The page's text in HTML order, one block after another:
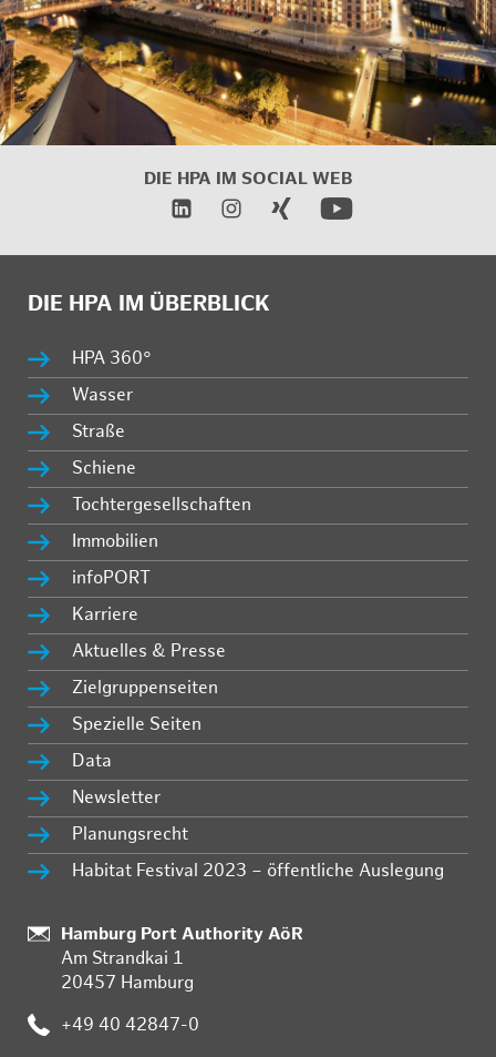
DIE HPA IM SOCIAL WEB
DIE HPA IM ÜBERBLICK
HPA 360°
Wasser
Straße
Schiene
Tochtergesellschaften
Immobilien
infoPORT
Karriere
Aktuelles & Presse
Zielgruppenseiten
Spezielle Seiten
Data
Newsletter
Planungsrecht
Habitat Festival 2023 – öffentliche Auslegung
:
Hamburg Port Authority AöR
Am Strandkai 1
20457 Hamburg
: +49 40 42847-0